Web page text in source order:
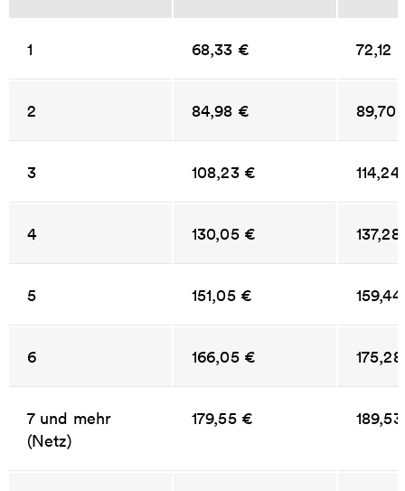
1 68,33 € 72,12
2 84,98 € 89,70
3 108,23 €
4 130,05 €
5 151,05 €
6 166,05 €
7 und mehr
(Netz)
179,55 €